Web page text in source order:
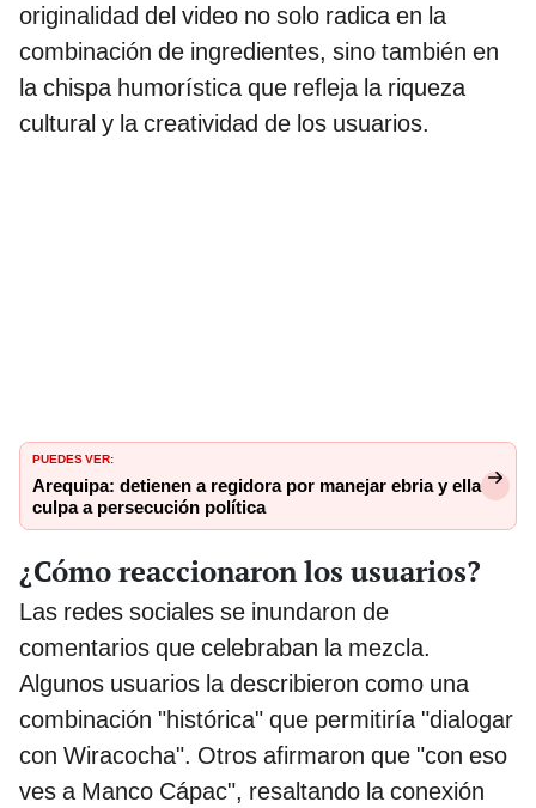
originalidad del video no solo radica en la
combinación de ingredientes, sino también en
la chispa humorística que refleja la riqueza
cultural y la creatividad de los usuarios.
PUEDES VER:
Arequipa: detienen a regidora por manejar ebria y ella
culpa a persecución política
¿Cómo reaccionaron los usuarios?
Las redes sociales se inundaron de
comentarios que celebraban la mezcla.
Algunos usuarios la describieron como una
combinación "histórica" que permitiría "dialogar
con Wiracocha". Otros afirmaron que "con eso
ves a Manco Cápac", resaltando la conexión